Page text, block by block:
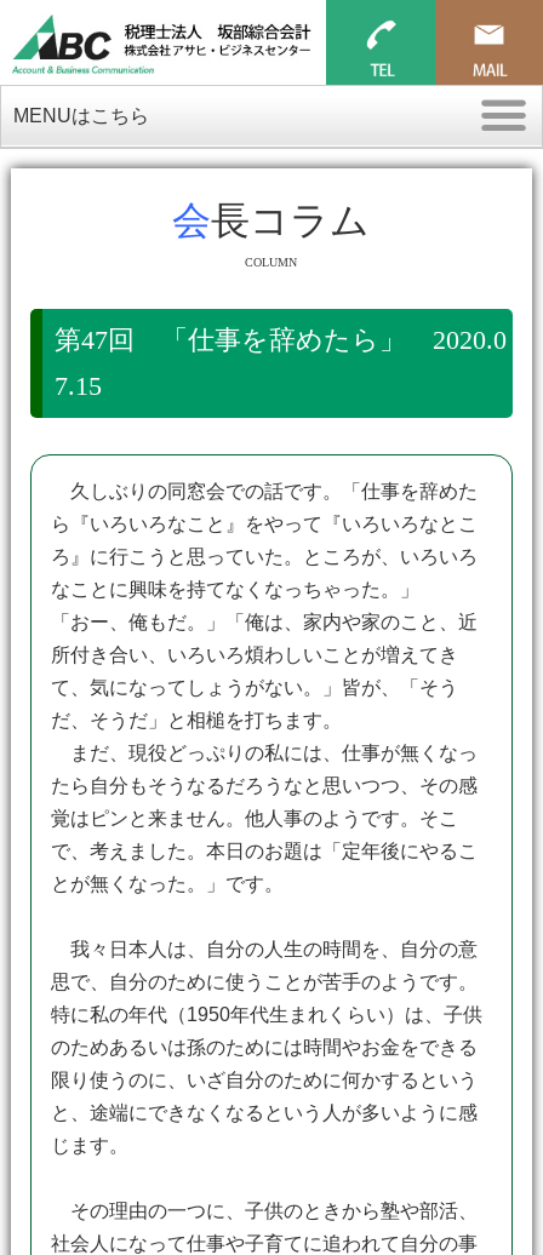
MENUはこちら
会長コラム
COLUMN
第47回 「仕事を辞めたら」 2020.0
7.15
久しぶりの同窓会での話です。「仕事を辞めた
ら『いろいろなこと』をやって『いろいろなとこ
ろ』に行こうと思っていた。ところが、いろいろ
なことに興味を持てなくなっちゃった。」
「おー、俺もだ。」「俺は、家内や家のこと、近
所付き合い、いろいろ煩わしいことが増えてき
て、気になってしょうがない。」皆が、「そう
だ、そうだ」と相槌を打ちます。
まだ、現役どっぷりの私には、仕事が無くなっ
たら自分もそうなるだろうなと思いつつ、その感
覚はピンと来ません。他人事のようです。そこ
で、考えました。本日のお題は「定年後にやるこ
とが無くなった。」です。
我々日本人は、自分の人生の時間を、自分の意
思で、自分のために使うことが苦手のようです。
特に私の年代（1950年代生まれくらい）は、子供
のためあるいは孫のためには時間やお金をできる
限り使うのに、いざ自分のために何かするという
と、途端にできなくなるという人が多いように感
じます。
その理由の一つに、子供のときから塾や部活、
社会人になって仕事や子育てに追われて自分の事